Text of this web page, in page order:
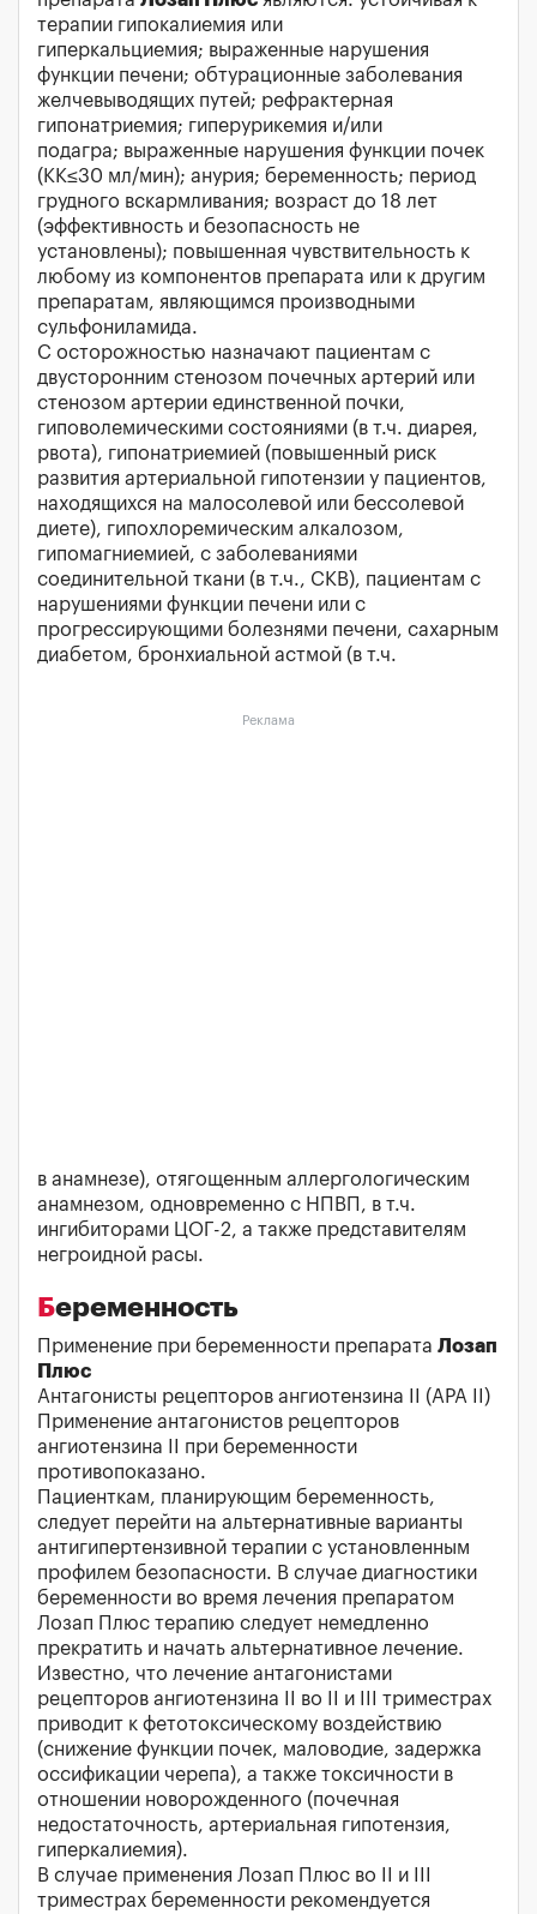
терапии гипокалиемия или
гиперкальциемия; выраженные нарушения
функции печени; обтурационные заболевания
желчевыводящих путей; рефрактерная
гипонатриемия; гиперурикемия и/или
подагра; выраженные нарушения функции почек
(КК≤30 мл/мин); анурия; беременность; период
грудного вскармливания; возраст до 18 лет
(эффективность и безопасность не
установлены); повышенная чувствительность к
любому из компонентов препарата или к другим
препаратам, являющимся производными
сульфониламида.
С осторожностью назначают пациентам с
двусторонним стенозом почечных артерий или
стенозом артерии единственной почки,
гиповолемическими состояниями (в т.ч. диарея,
рвота), гипонатриемией (повышенный риск
развития артериальной гипотензии у пациентов,
находящихся на малосолевой или бессолевой
диете), гипохлоремическим алкалозом,
гипомагниемией, с заболеваниями
соединительной ткани (в т.ч., СКВ), пациентам с
нарушениями функции печени или с
прогрессирующими болезнями печени, сахарным
диабетом, бронхиальной астмой (в т.ч.
Реклама
в анамнезе), отягощенным аллергологическим
анамнезом, одновременно с НПВП, в т.ч.
ингибиторами ЦОГ-2, а также представителям
негроидной расы.
Беременность
Применение при беременности препарата Лозап
Плюс
Антагонисты рецепторов ангиотензина II (АРА II)
Применение антагонистов рецепторов
ангиотензина II при беременности
противопоказано.
Пациенткам, планирующим беременность,
следует перейти на альтернативные варианты
антигипертензивной терапии с установленным
профилем безопасности. В случае диагностики
беременности во время лечения препаратом
Лозап Плюс терапию следует немедленно
прекратить и начать альтернативное лечение.
Известно, что лечение антагонистами
рецепторов ангиотензина II во II и III триместрах
приводит к фетотоксическому воздействию
(снижение функции почек, маловодие, задержка
оссификации черепа), а также токсичности в
отношении новорожденного (почечная
недостаточность, артериальная гипотензия,
гиперкалиемия).
В случае применения Лозап Плюс во II и III
триместрах беременности рекомендуется